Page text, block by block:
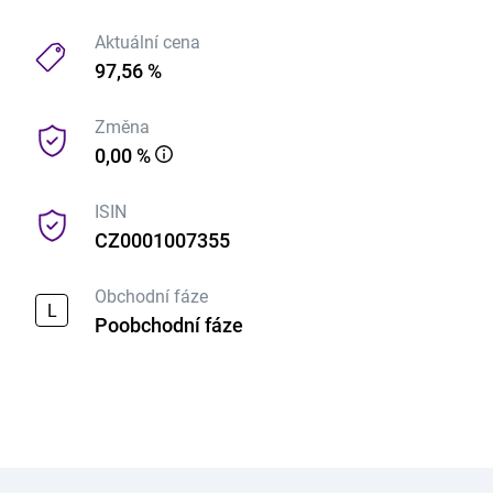
Aktuální cena
97,56 %
Změna
0,00 %
ISIN
CZ0001007355
L
Obchodní fáze
Poobchodní fáze